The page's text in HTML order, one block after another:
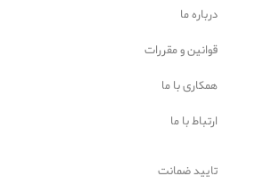
درباره ما
قوانین و مقررات
همکاری با ما
ارتباط با ما
تایید ضمانت